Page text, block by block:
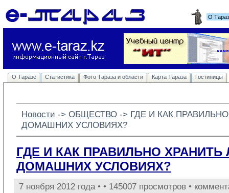
О
О Таразе Статистика Фото Тараза и области Карта Тараза Гостиницы
Новости -> ОБЩЕСТВО -> ГДЕ И КАК
ДОМАШНИХ УСЛОВИЯХ?
ГДЕ И КАК ПРАВИЛЬНО ХРАНИТЬ
ДОМАШНИХ УСЛОВИЯХ?
7 ноября 2012 года • • 145007 просмотров •